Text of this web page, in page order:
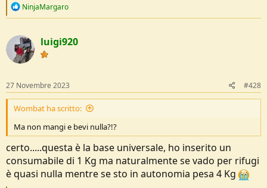
R
c
t
i
o
s
:
NinjaMargaro
luigi920
27 Novembre 2023 #428
Wombat ha scritto:
Ma non mangi e bevi nulla?!?
certo.....questa è la base universale, ho inserito un
consumabile di 1 Kg ma naturalmente se vado per rifugi
è quasi nulla mentre se sto in autonomia pesa 4 Kg